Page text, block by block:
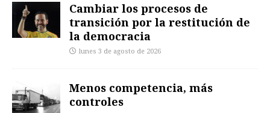
Cambiar los procesos de
transición por la restitución de
la democracia
lunes 3 de agosto de 2026
Menos competencia, más
controles